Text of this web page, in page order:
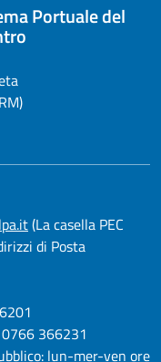
Portuale del
(La casella PEC
di Posta
366231
lun-mer-ven ore